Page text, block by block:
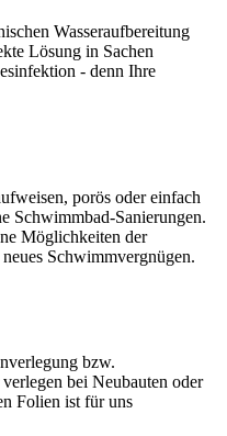
Wasseraufbereitung
Lösung in Sachen
- denn Ihre
porös oder einfach
Schwimmbad-Sanierungen.
Möglichkeiten der
Schwimmvergnügen.
bzw.
bei Neubauten oder
Folien ist für uns